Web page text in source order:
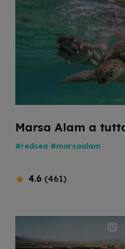
Marsa Alam a
#redsea #marsaalam
4.6 (461)